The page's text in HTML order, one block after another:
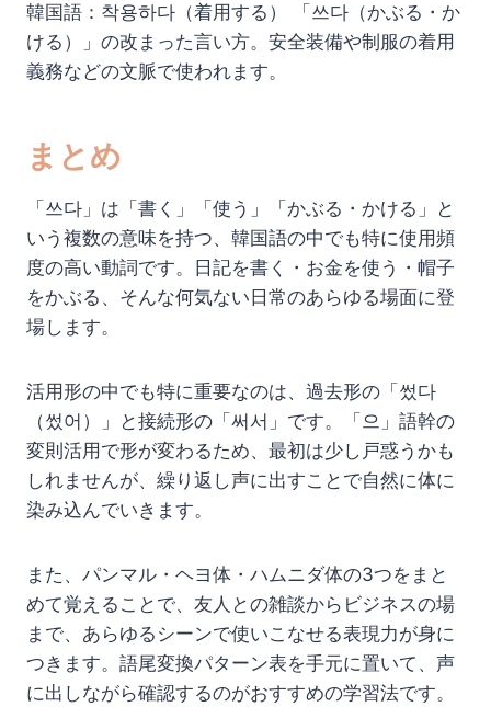
韓国語：착용하다（着用する） 「쓰다（かぶる・か
ける）」の改まった言い方。安全装備や制服の着用
義務などの文脈で使われます。
まとめ
「쓰다」は「書く」「使う」「かぶる・かける」と
いう複数の意味を持つ、韓国語の中でも特に使用頻
度の高い動詞です。日記を書く・お金を使う・帽子
をかぶる、そんな何気ない日常のあらゆる場面に登
場します。
活用形の中でも特に重要なのは、過去形の「썼다
（썼어）」と接続形の「써서」です。「으」語幹の
変則活用で形が変わるため、最初は少し戸惑うかも
しれませんが、繰り返し声に出すことで自然に体に
染み込んでいきます。
また、パンマル・ヘヨ体・ハムニダ体の3つをまと
めて覚えることで、友人との雑談からビジネスの場
まで、あらゆるシーンで使いこなせる表現力が身に
つきます。語尾変換パターン表を手元に置いて、声
に出しながら確認するのがおすすめの学習法です。